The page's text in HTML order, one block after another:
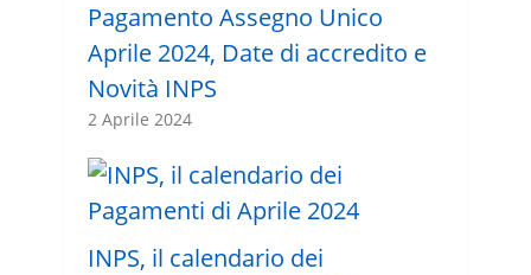
Pagamento Assegno Unico
Aprile 2024, Date di accredito e
Novità INPS
2 Aprile 2024
INPS, il calendario dei